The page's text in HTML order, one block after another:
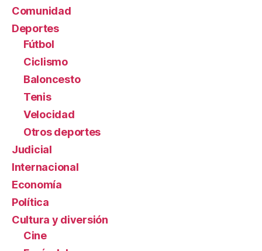
Comunidad
Deportes
Fútbol
Ciclismo
Baloncesto
Tenis
Velocidad
Otros deportes
Judicial
Internacional
Economía
Política
Cultura y diversión
Cine